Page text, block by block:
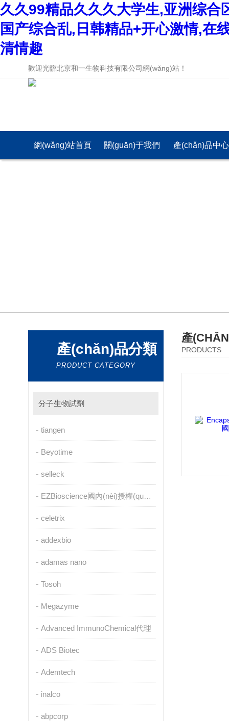
久久99精品久久久大学生,亚洲综
国产综合乱,日韩精品+开心激情,在
清情趣
歡迎光臨北京和一生物科技有限公司網(wǎng)站！
網(wǎng)站首頁 關(guān)于我們 產(chǎn)品中心
產(chǎn)品分類
PRODUCT CATEGORY
分子生物試劑
tiangen
Beyotime
selleck
EZBioscience國內(nèi)授權(quán)代理
celetrix
addexbio
adamas nano
Tosoh
Megazyme
Advanced ImmunoChemical代理
ADS Biotec
Ademtech
inalco
abpcorp
產
PRODUCTS